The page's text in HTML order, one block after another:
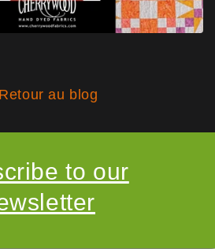
Retour au blog
to our